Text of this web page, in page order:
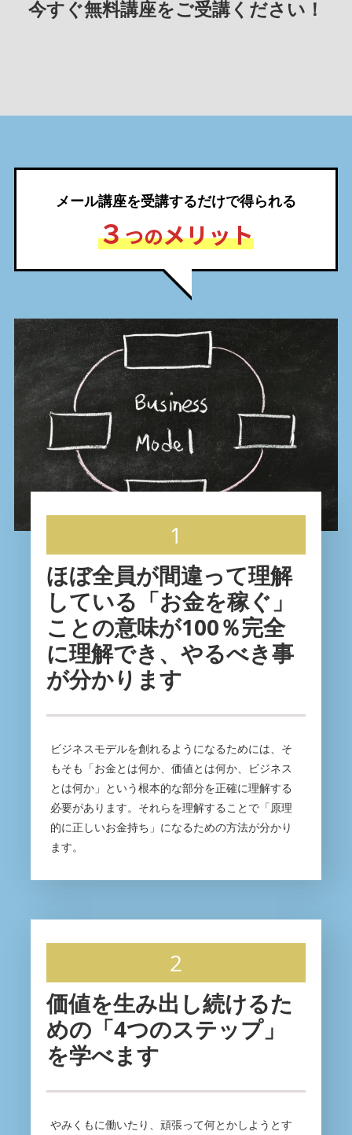
今すぐ無料講座をご受講ください！
メール講座を受講するだけで得られる
３つのメリット
1
ほぼ全員が間違って理解
している「お金を稼ぐ」
ことの意味が100％完全
に理解でき、やるべき事
が分かります
ビジネスモデルを創れるようになるためには、そ
もそも「お金とは何か、価値とは何か、ビジネス
とは何か」という根本的な部分を正確に理解する
必要があります。それらを理解することで「原理
的に正しいお金持ち」になるための方法が分かり
ます。
2
価値を生み出し続けるた
めの「4つのステップ」
を学べます
やみくもに働いたり、頑張って何とかしようとす